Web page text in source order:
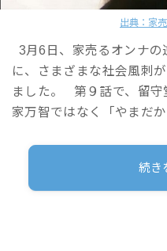
出典：家
3月6日、家売るオンナの
に、さまざまな社会風刺
ました。 第９話で、留守
家万智ではなく「やまだ
続き